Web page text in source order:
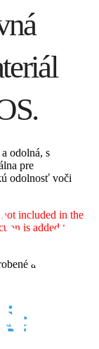
odolná, s
pre
odolnosť voči
included in the
is added to
a